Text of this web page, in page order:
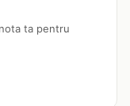
ta pentru